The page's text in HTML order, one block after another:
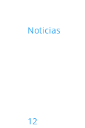
Noticias
12